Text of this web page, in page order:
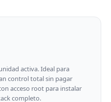
activa. Ideal para
control total sin pagar
acceso root para instalar
completo.